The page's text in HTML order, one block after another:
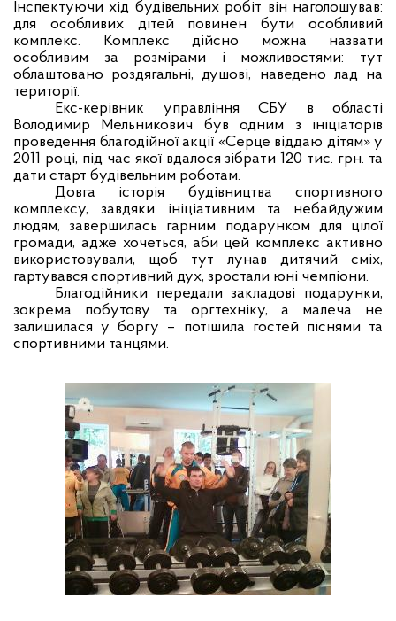
Інспектуючи хід будівельних робіт він наголошував:
для особливих дітей повинен бути особливий
комплекс. Комплекс дійсно можна назвати
особливим за розмірами і можливостями: тут
облаштовано роздягальні, душові, наведено лад на
території.
Екс-керівник управління СБУ в області
Володимир Мельникович був одним з ініціаторів
проведення благодійної акції «Серце віддаю дітям» у
2011 році, під час якої вдалося зібрати 120 тис. грн. та
дати старт будівельним роботам.
Довга історія будівництва спортивного
комплексу, завдяки ініціативним та небайдужим
людям, завершилась гарним подарунком для цілої
громади, адже хочеться, аби цей комплекс активно
використовували, щоб тут лунав дитячий сміх,
гартувався спортивний дух, зростали юні чемпіони.
Благодійники передали закладові подарунки,
зокрема побутову та оргтехніку, а малеча не
залишилася у боргу – потішила гостей піснями та
спортивними танцями.